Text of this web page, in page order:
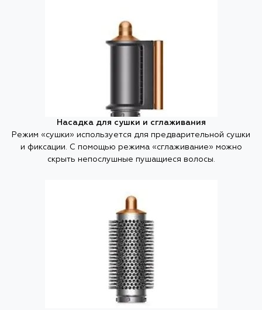
Насадка для сушки и сглаживания
Режим «сушки» используется для предварительной сушки
и фиксации. С помощью режима «сглаживание» можно
скрыть непослушные пушащиеся волосы.